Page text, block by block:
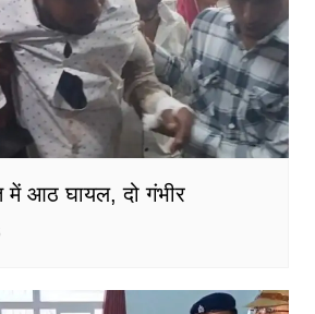
में आठ घायल, दो गंभीर